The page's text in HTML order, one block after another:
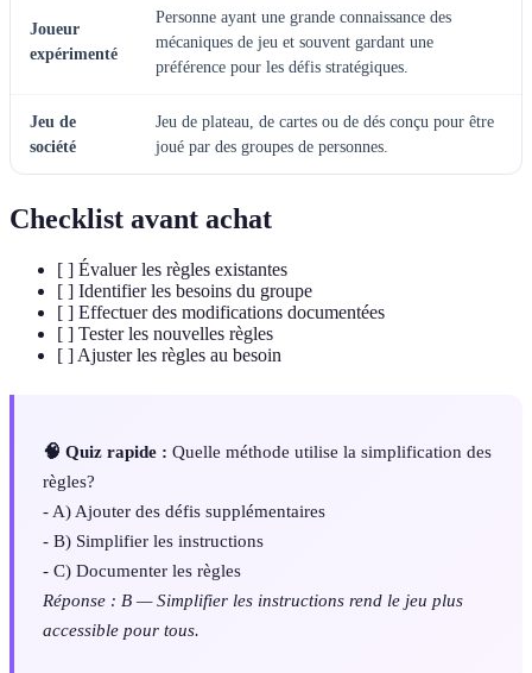
Joueur
expérimenté
Personne ayant une grande connaissance des
mécaniques de jeu et souvent gardant une
préférence pour les défis stratégiques.
Jeu de
société
Jeu de plateau, de cartes ou de dés conçu pour être
joué par des groupes de personnes.
Checklist avant achat
[ ] Évaluer les règles existantes
[ ] Identifier les besoins du groupe
[ ] Effectuer des modifications documentées
[ ] Tester les nouvelles règles
[ ] Ajuster les règles au besoin
🧠 Quiz rapide : Quelle méthode utilise la simplification des
règles?
- A) Ajouter des défis supplémentaires
- B) Simplifier les instructions
- C) Documenter les règles
Réponse : B — Simplifier les instructions rend le jeu plus
accessible pour tous.